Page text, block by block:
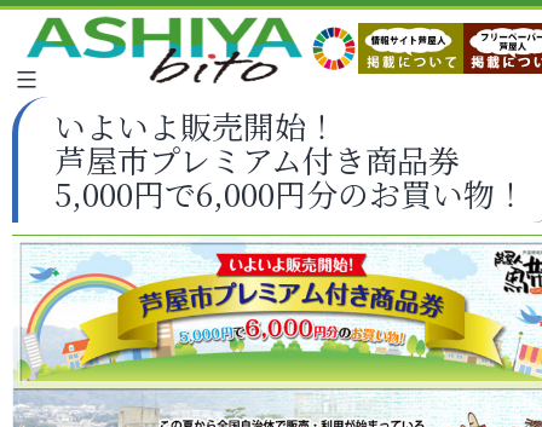
いよいよ販売開始！
芦屋市プレミアム付き商品券
5,000円で6,000円分のお買い物！